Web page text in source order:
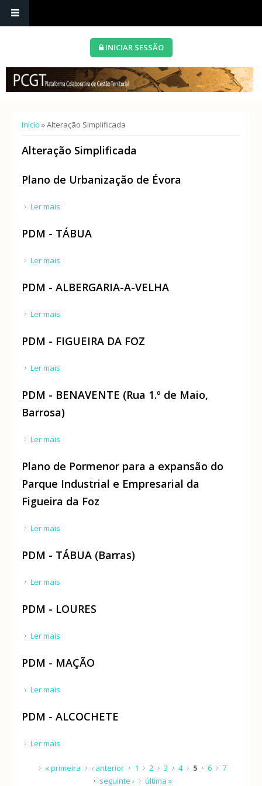
INICIAR SESSÃO
Está aqui
Início » Alteração Simplificada
Alteração Simplificada
Plano de Urbanização de Évora
Ler mais
PDM - TÁBUA
Ler mais
PDM - ALBERGARIA-A-VELHA
Ler mais
PDM - FIGUEIRA DA FOZ
Ler mais
PDM - BENAVENTE (Rua 1.º de Maio,
Barrosa)
Ler mais
Plano de Pormenor para a expansão do
Parque Industrial e Empresarial da
Figueira da Foz
Ler mais
PDM - TÁBUA (Barras)
Ler mais
PDM - LOURES
Ler mais
PDM - MAÇÃO
Ler mais
PDM - ALCOCHETE
Ler mais
Páginas« primeira ‹ anterior 1 2 3 4 5 6
7
seguinte ›
última »